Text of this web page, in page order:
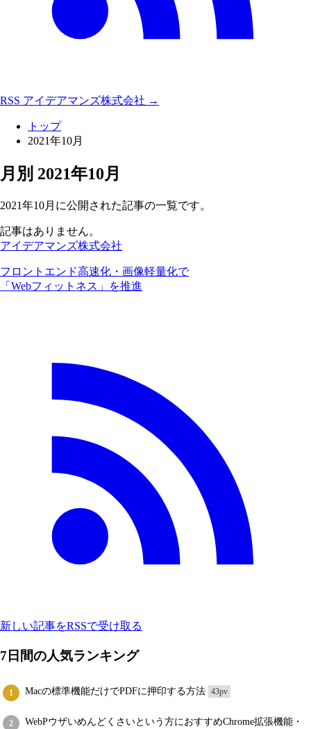
RSS アイデアマンズ株式会社 →
トップ
2021年10月
月別 2021年10月
2021年10月に公開された記事の一覧です。
記事はありません。
アイデアマンズ株式会社
フロントエンド高速化・画像軽量化で
「Webフィットネス」を推進
新しい記事をRSSで受け取る
7日間の人気ランキング
1 Macの標準機能だけでPDFに押印する方法 43pv
2
WebPウザいめんどくさいという方におすすめChrome拡張機能・